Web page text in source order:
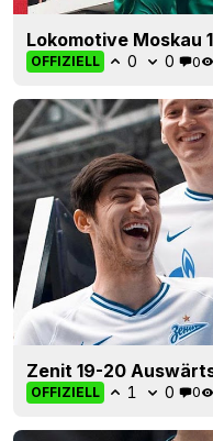
Lokomotive
OFFIZIELL 0 0 0
Zenit 19-20
OFFIZIELL 1 0 0